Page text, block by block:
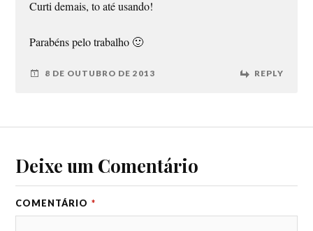
Curti demais, to até usando!
Parabéns pelo trabalho 🙂
8 DE OUTUBRO DE 2013 REPLY
Deixe um Comentário
COMENTÁRIO *